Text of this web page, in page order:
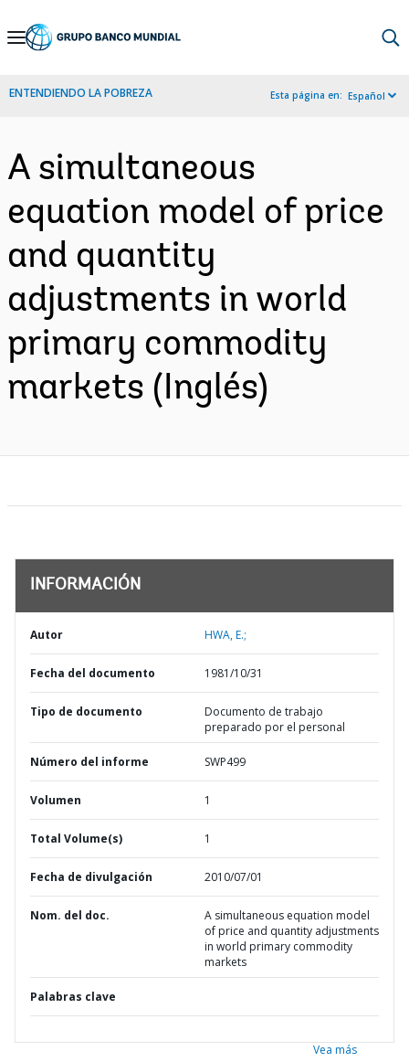
Skip
Navigation
ENTENDIENDO LA POBREZA Esta página en: Español
A simultaneous
equation model of price
and quantity
adjustments in world
primary commodity
markets (Inglés)
INFORMACIÓN
Autor HWA, E.;
Fecha del documento 1981/10/31
Tipo de documento
Documento de trabajo
preparado por el personal
Número del informe SWP499
Volumen 1
Total Volume(s) 1
Fecha de divulgación 2010/07/01
Nom. del doc.
A simultaneous equation model
of price and quantity adjustments
in world primary commodity
markets
Palabras clave
Vea más